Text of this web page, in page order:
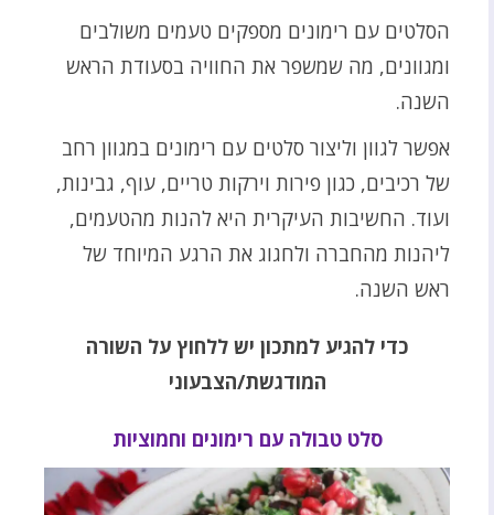
הסלטים עם רימונים מספקים טעמים משולבים
ומגוונים, מה שמשפר את החוויה בסעודת הראש
השנה.
אפשר לגוון וליצור סלטים עם רימונים במגוון רחב
של רכיבים, כגון פירות וירקות טריים, עוף, גבינות,
ועוד. החשיבות העיקרית היא להנות מהטעמים,
ליהנות מהחברה ולחגוג את הרגע המיוחד של
ראש השנה.
כדי להגיע למתכון יש ללחוץ על השורה
המודגשת/הצבעוני
סלט טבולה עם רימונים וחמוציות